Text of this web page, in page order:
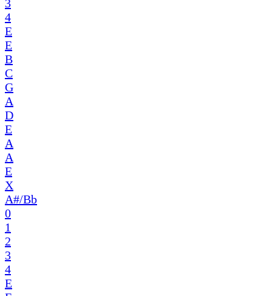
3
4
E
E
B
C
G
A
D
E
A
A
E
X
A#/Bb
0
1
2
3
4
E